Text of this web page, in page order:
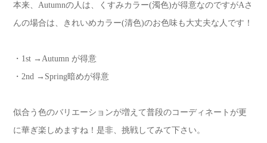
本来、Autumnの人は、くすみカラー(濁色)が得意なのですがAさ
んの場合は、きれいめカラー(清色)のお色味も大丈夫な人です！
・1st →Autumn が得意
・2nd →Spring暗めが得意
似合う色のバリエーションが増えて普段のコーディネートが更
に華ぎ楽しめますね！是非、挑戦してみて下さい。